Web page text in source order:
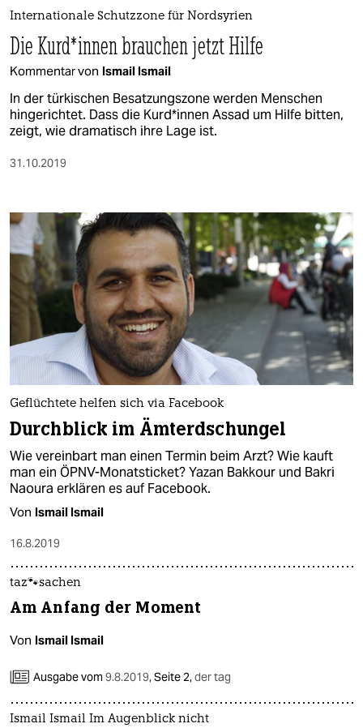
nord
wahrheit
verlag
verlag
fragen & hilfe
unterstützen
abo
genossenschaft
epaper login
Internationale Schutzzone für Nordsyrien
Die Kurd*innen brauchen jetzt Hilfe
Kommentar von Ismail Ismail
In der türkischen Besatzungszone werden Menschen
hingerichtet. Dass die Kurd*innen Assad um Hilfe bitten,
zeigt, wie dramatisch ihre Lage ist.
31.10.2019
Geflüchtete helfen sich via Facebook
Durchblick im Ämterdschungel
Wie vereinbart man einen Termin beim Arzt? Wie kauft
man ein ÖPNV-Monatsticket? Yazan Bakkour und Bakri
Naoura erklären es auf Facebook.
Von Ismail Ismail
16.8.2019
taz🐾sachen
Am Anfang der Moment
Von Ismail Ismail
Ausgabe vom9.8.2019,Seite 2,der tag
Ismail Ismail Im Augenblick nicht